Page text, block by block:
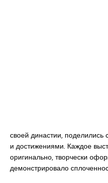
своей династии,
и достижениями. Каждое
оригинально, творчески
демонстрировало